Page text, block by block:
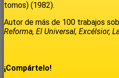
tomos) (1982).
Autor de más de 100 trabajos
Reforma, El Universal, Excélsior,
¡Compártelo!